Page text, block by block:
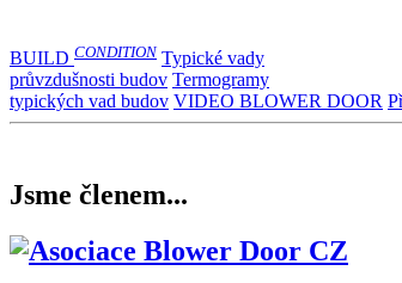
BUILD CONDITION Typické vady
průvzdušnosti budov Termogramy
typických vad budov VIDEO BLOWER DOOR
Jsme členem...